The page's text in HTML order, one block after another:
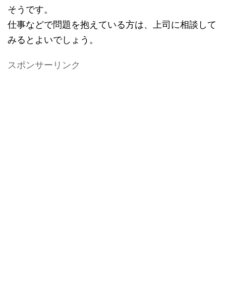
そうです。
仕事などで問題を抱えている方は、上司に相談して
みるとよいでしょう。
スポンサーリンク